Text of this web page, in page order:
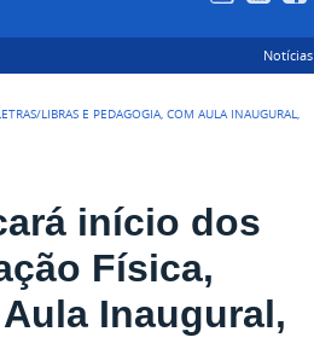
Notícias
LIBRAS E PEDAGOGIA, COM AULA INAUGURAL,
início dos
Física,
Inaugural,